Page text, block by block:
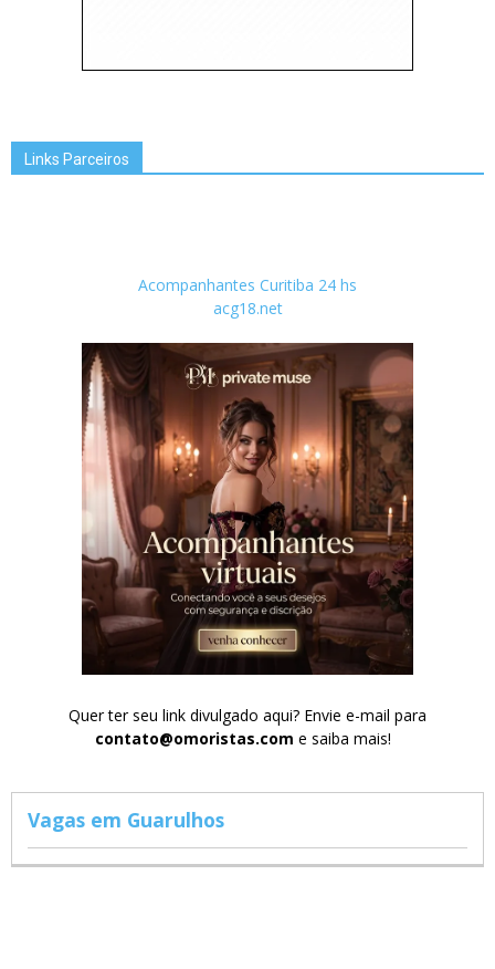
Links Parceiros
Acompanhantes Curitiba 24 hs
acg18.net
Quer ter seu link divulgado aqui? Envie e-mail para
contato@omoristas.com e saiba mais!
Vagas em Guarulhos